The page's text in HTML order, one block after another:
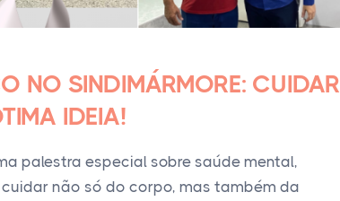
NO SINDIMÁRMORE: CUIDAR
IDEIA!
palestra especial sobre saúde mental,
não só do corpo, mas também da